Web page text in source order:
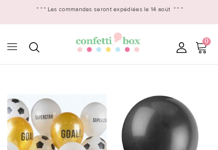
* * * Les commandes seront expédiées le 14 août * * *
0